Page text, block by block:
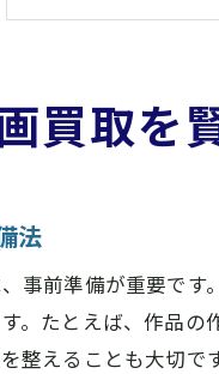
絵画買取
絵画買取の査
絵画買取
作家サイ
専門家視
アート売却を
買取を
法
事前準備が重要で
。たとえば、作品
整えることも大切